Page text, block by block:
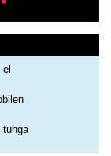
el
tunga